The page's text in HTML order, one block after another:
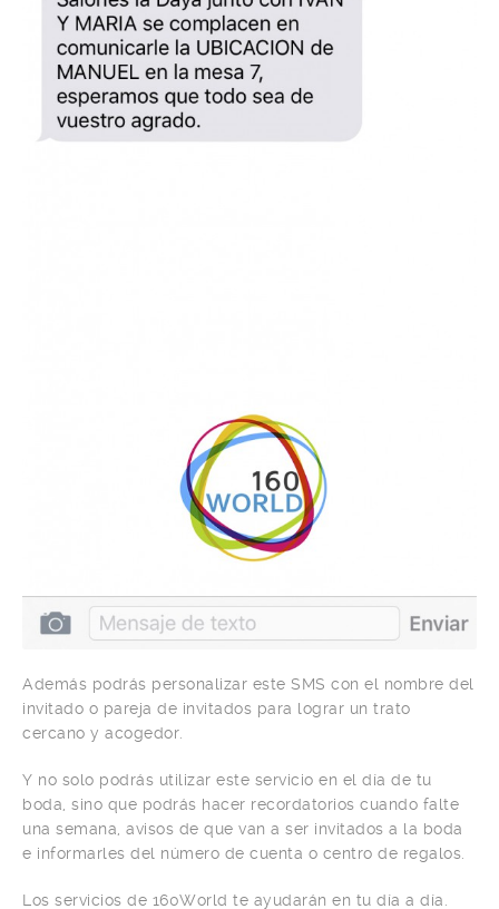
Además podrás personalizar este SMS con el nombre del
invitado o pareja de invitados para lograr un trato
cercano y acogedor.
Y no solo podrás utilizar este servicio en el día de tu
boda, sino que podrás hacer recordatorios cuando falte
una semana, avisos de que van a ser invitados a la boda
e informarles del número de cuenta o centro de regalos.
Los servicios de 160World te ayudarán en tu día a día.